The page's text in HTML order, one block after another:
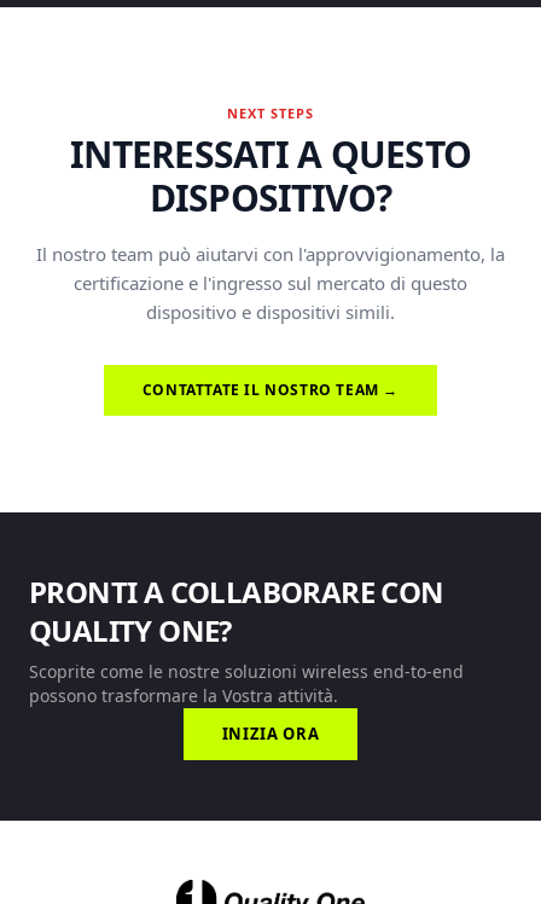
NEXT STEPS
INTERESSATI A QUESTO
DISPOSITIVO?
Il nostro team può aiutarvi con l'approvvigionamento, la
certificazione e l'ingresso sul mercato di questo
dispositivo e dispositivi simili.
CONTATTATE IL NOSTRO TEAM →
PRONTI A COLLABORARE CON
QUALITY ONE?
Scoprite come le nostre soluzioni wireless end-to-end
possono trasformare la Vostra attività.
INIZIA ORA